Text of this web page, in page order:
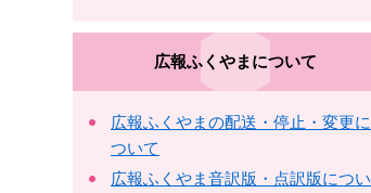
広報ふくやまについて
広報ふくやまの配送・停止・変更に
ついて
広報ふくやま音訳版・点訳版につい